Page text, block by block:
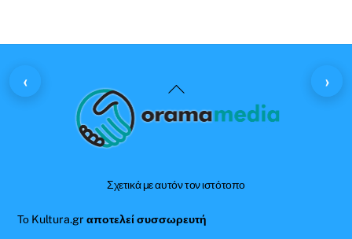
Back
To
Σχετικά με αυτόν τον ιστότοπο
Το Kultura.grαποτελεί συσσωρευτή
‹ ›